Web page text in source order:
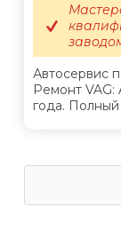
Автосервис
Ремонт VAG:
года.